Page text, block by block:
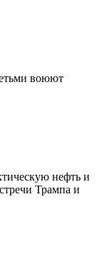
воюют
нефть и
Трампа и